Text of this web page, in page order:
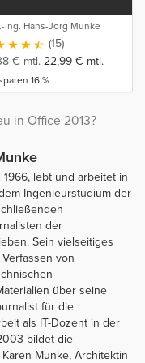
Ing. Hans-Jörg Munke
(15)
€mtl. 22,99 € mtl.
16 %
in Office 2013?
lebt und arbeitet in
Ingenieurstudium der
der
Sein vielseitiges
von
über seine
für die
als IT-Dozent in der
bildet die
Munke, Architektin